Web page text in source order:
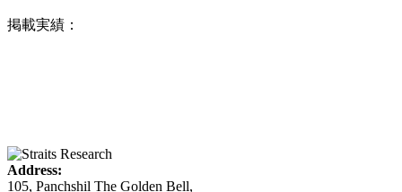
掲載実績：
Address:
105, Panchshil The Golden Bell,